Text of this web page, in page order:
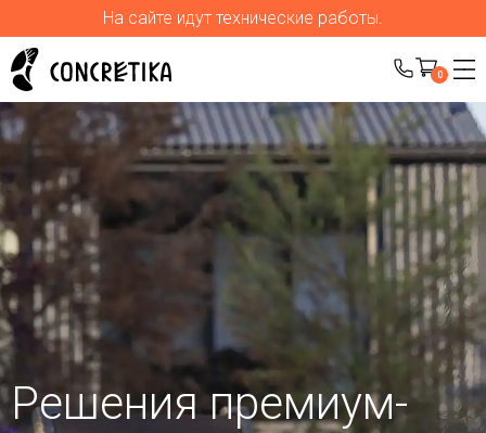
На сайте идут технические работы.
0
Решения премиум-